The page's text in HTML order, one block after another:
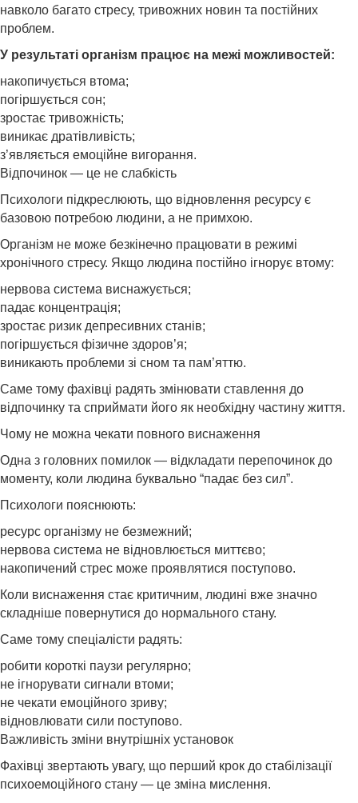
навколо багато стресу, тривожних новин та постійних
проблем.
У результаті організм працює на межі можливостей:
накопичується втома;
погіршується сон;
зростає тривожність;
виникає дратівливість;
з’являється емоційне вигорання.
Відпочинок — це не слабкість
Психологи підкреслюють, що відновлення ресурсу є
базовою потребою людини, а не примхою.
Організм не може безкінечно працювати в режимі
хронічного стресу. Якщо людина постійно ігнорує втому:
нервова система виснажується;
падає концентрація;
зростає ризик депресивних станів;
погіршується фізичне здоров’я;
виникають проблеми зі сном та пам’яттю.
Саме тому фахівці радять змінювати ставлення до
відпочинку та сприймати його як необхідну частину життя.
Чому не можна чекати повного виснаження
Одна з головних помилок — відкладати перепочинок до
моменту, коли людина буквально “падає без сил”.
Психологи пояснюють:
ресурс організму не безмежний;
нервова система не відновлюється миттєво;
накопичений стрес може проявлятися поступово.
Коли виснаження стає критичним, людині вже значно
складніше повернутися до нормального стану.
Саме тому спеціалісти радять:
робити короткі паузи регулярно;
не ігнорувати сигнали втоми;
не чекати емоційного зриву;
відновлювати сили поступово.
Важливість зміни внутрішніх установок
Фахівці звертають увагу, що перший крок до стабілізації
психоемоційного стану — це зміна мислення.